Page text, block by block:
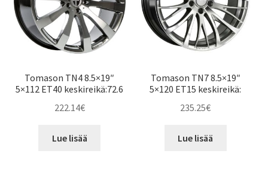
Tomason TN4 8.5×19″
5×112 ET40 keskireikä:72.6
222.14€
Lue lisää
Tomason TN7 8.5×19″
5×120 ET15 keskireikä:
235.25€
Lue lisää